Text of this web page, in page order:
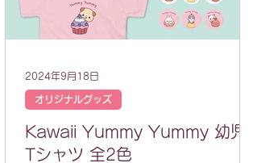
Kawaii Yummy Yummy 幼児
Tシャツ 全2色
オリジナルグッズ
2024年9月18日